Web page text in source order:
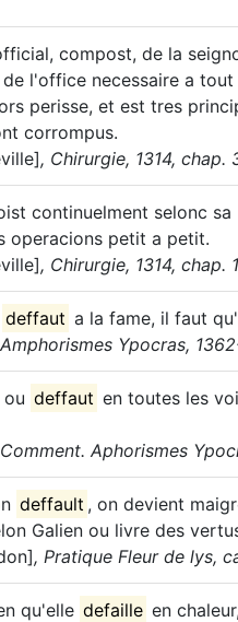
compost, de la
l'office necessaire a
perisse, et est tres
corrompus.
, Chirurgie, 1314, chap.
continuelment selonc
operacions petit a petit.
, Chirurgie, 1314, chap.
deffaut a la fame, il faut
Amphorismes Ypocras,
deffaut en toutes les
Comment. Aphorismes
deffault , on devient
Galien ou livre des
, Pratique Fleur de lys,
qu'elle defaille en